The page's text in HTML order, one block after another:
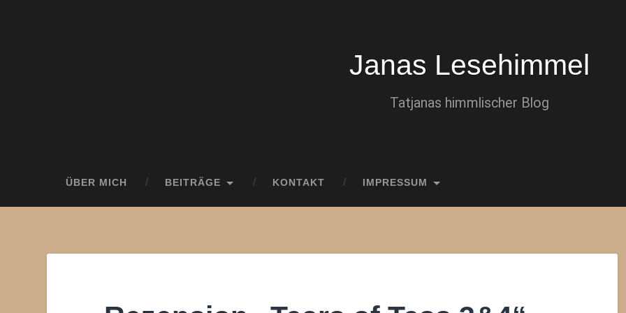
Janas Lesehimmel
Tatjanas himmlischer Blog
ÜBER MICH BEITRÄGE KONTAKT IMPRESSUM